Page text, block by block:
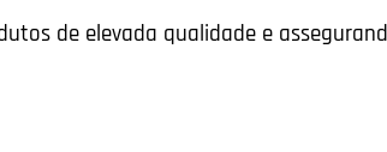
de elevada qualidade e